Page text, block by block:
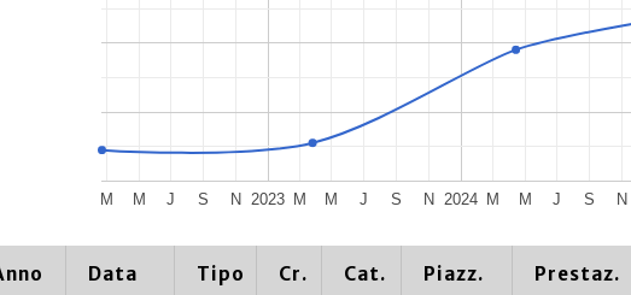
2023 2024
M M J S N M M J S N M M J S N
Data Tipo Cr. Cat. Piazz. Prestaz.